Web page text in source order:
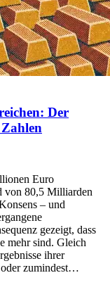
Der
Euro
von 80,5 Milliarden
– und
gezeigt, dass
mehr sind. Gleich
ihrer
zumindest…